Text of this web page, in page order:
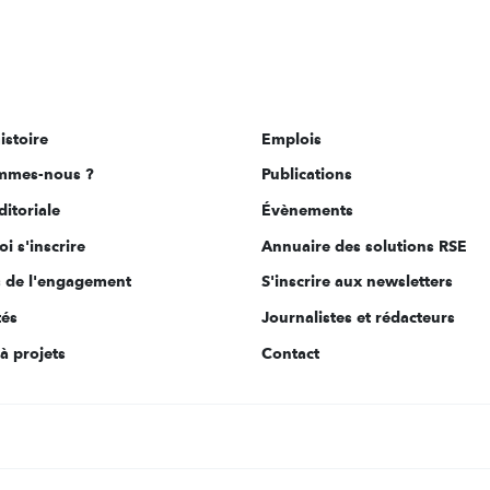
nous ?
s'inscrire
de l'engagement
projets
Emplois
Publications
Évènements
Annuaire des solutions RSE
S'inscrire aux newsletters
Journalistes et rédacteurs
Contact